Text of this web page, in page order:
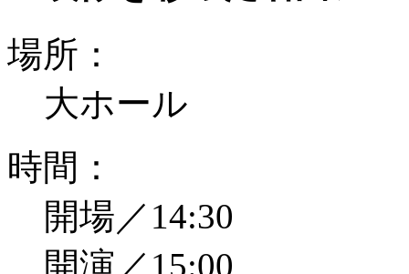
場所：
大ホール
時間：
開場／14:30
開演／15:00